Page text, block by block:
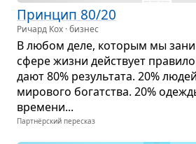
Прин­цип 80/20
Ричард Кох · бизнес
В любом деле, кото­рым мы
сфере жизни действует
дают 80% резуль­тата. 20%
миро­вого богат­ства. 20%
вре­мени...
Партнёрский пересказ